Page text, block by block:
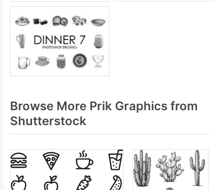
Browse More Prik Graphics from
Shutterstock